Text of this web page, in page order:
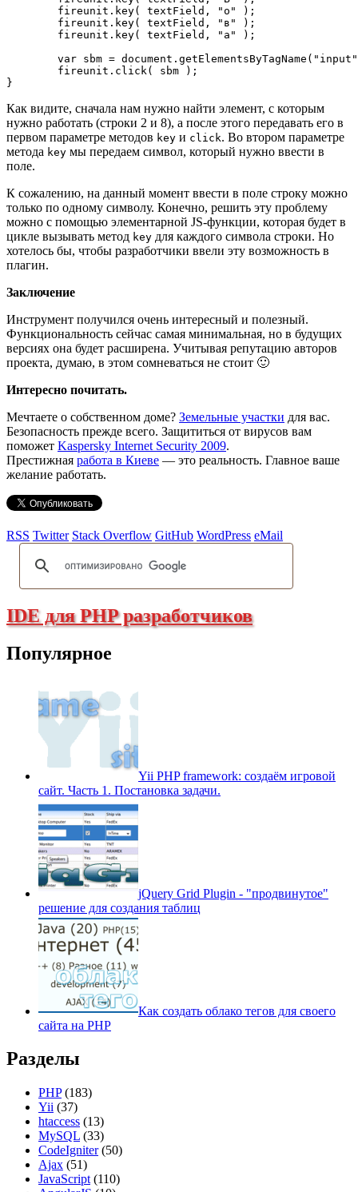
}
Как видите, сначала нам нужно найти элемент, с которым
нужно работать (строки 2 и 8), а после этого передавать его в
первом параметре методов key и click. Во втором параметре
метода key мы передаем символ, который нужно ввести в
поле.
К сожалению, на данный момент ввести в поле строку можно
только по одному символу. Конечно, решить эту проблему
можно с помощью элементарной JS-функции, которая будет в
цикле вызывать метод key для каждого символа строки. Но
хотелось бы, чтобы разработчики ввели эту возможность в
плагин.
Заключение
Инструмент получился очень интересный и полезный.
Функциональность сейчас самая минимальная, но в будущих
версиях она будет расширена. Учитывая репутацию авторов
проекта, думаю, в этом сомневаться не стоит 🙂
Интересно почитать.
Мечтаете о собственном доме? Земельные участки для вас.
Безопасность прежде всего. Защититься от вирусов вам
поможет Kaspersky Internet Security 2009.
Престижная работа в Киеве — это реальность. Главное ваше
желание работать.
RSS Twitter Stack Overflow GitHub WordPress eMail
IDE для PHP разработчиков
Популярное
Yii PHP framework: создаём игровой
сайт. Часть 1. Постановка задачи.
jQuery Grid Plugin - "продвинутое"
решение для создания таблиц
Как создать облако тегов для своего
сайта на PHP
Разделы
PHP(183)
Yii (37)
htaccess (13)
MySQL (33)
CodeIgniter(50)
Ajax (51)
JavaScript (110)